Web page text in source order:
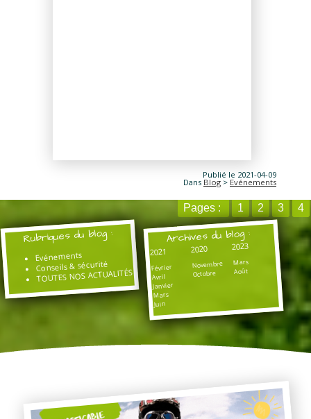
Publié le 2021-04-09
Dans Blog > Evénements
Pages : 1 2 3 4
Rubriques du blog :
Evénements
Conseils & sécurité
TOUTES NOS ACTUALITÉS
Archives du blog :
2021
Février
Avril
Janvier
Mars
Juin
2020
Novembre
Octobre
2023
Mars
Août